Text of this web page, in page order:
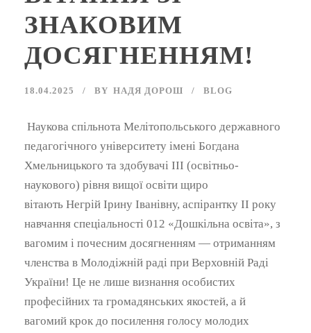
ЗНАКОВИМ
ДОСЯГНЕННЯМ!
18.04.2025 BY НАДЯ ДОРОШ BLOG
Наукова спільнота Мелітопольського державного
педагогічного університету імені Богдана
Хмельницького та здобувачі ІІІ (освітньо-
наукового) рівня вищої освіти щиро
вітають Негрій Ірину Іванівну, аспірантку ІІ року
навчання спеціальності 012 «Дошкільна освіта», з
вагомим і почесним досягненням — отриманням
членства в Молодіжній раді при Верховній Раді
України! Це не лише визнання особистих
професійних та громадянських якостей, а й
вагомий крок до посилення голосу молодих